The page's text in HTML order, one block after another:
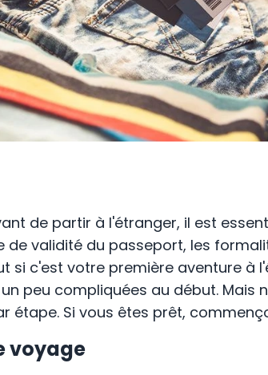
de partir à l'étranger, il est
validité du passeport, les
si c'est votre première aventure à
peu compliquées au début. Mais
étape. Si vous êtes prêt,
voyage